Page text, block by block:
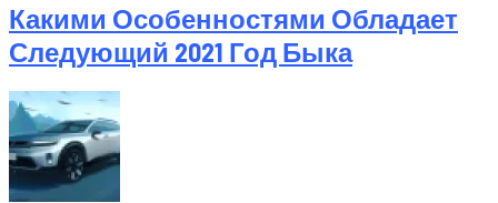
Какими Особенностями Обладает
Следующий 2021 Год Быка